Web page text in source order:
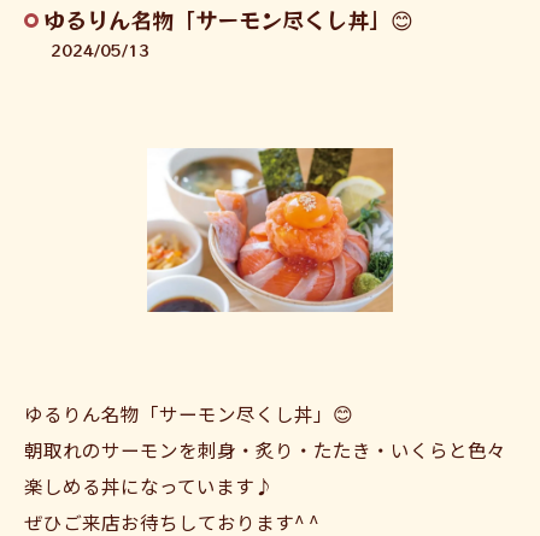
ゆるりん名物「サーモン尽くし丼」😊
2024/05/13
ゆるりん名物「サーモン尽くし丼」😊
朝取れのサーモンを刺身・炙り・たたき・いくらと色々
楽しめる丼になっています♪
ぜひご来店お待ちしております^ ^